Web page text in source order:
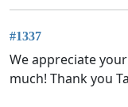
#1337
We appreciate
much! Thank you